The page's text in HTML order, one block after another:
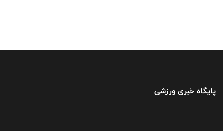
پایگاه خبری ورزشی